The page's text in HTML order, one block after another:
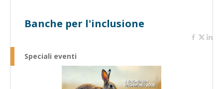
Banche per l'inclusione
Speciali eventi